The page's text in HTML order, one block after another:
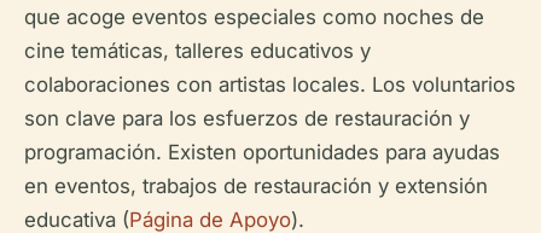
que acoge eventos especiales como noches de
cine temáticas, talleres educativos y
colaboraciones con artistas locales. Los voluntarios
son clave para los esfuerzos de restauración y
programación. Existen oportunidades para ayudas
en eventos, trabajos de restauración y extensión
educativa (Página de Apoyo).